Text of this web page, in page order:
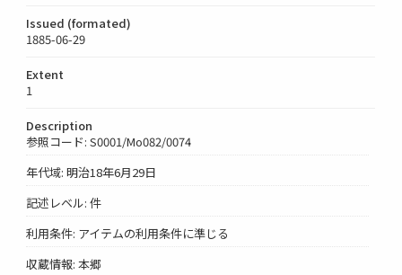
Issued (formated)
1885-06-29
Extent
1
Description
参照コード: S0001/Mo082/0074
年代域: 明治18年6月29日
記述レベル: 件
利用条件: アイテムの利用条件に準じる
収蔵情報: 本郷